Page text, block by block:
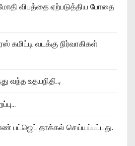
விபத்தை ஏற்படுத்திய போதை
கமிட்டி வடக்கு நிர்வாகிகள்
வந்த உதயநிதி..,
பட்ஜெட் தாக்கல் செய்யப்பட்டது.